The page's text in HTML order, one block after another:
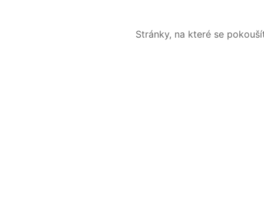
Stránky, na které se